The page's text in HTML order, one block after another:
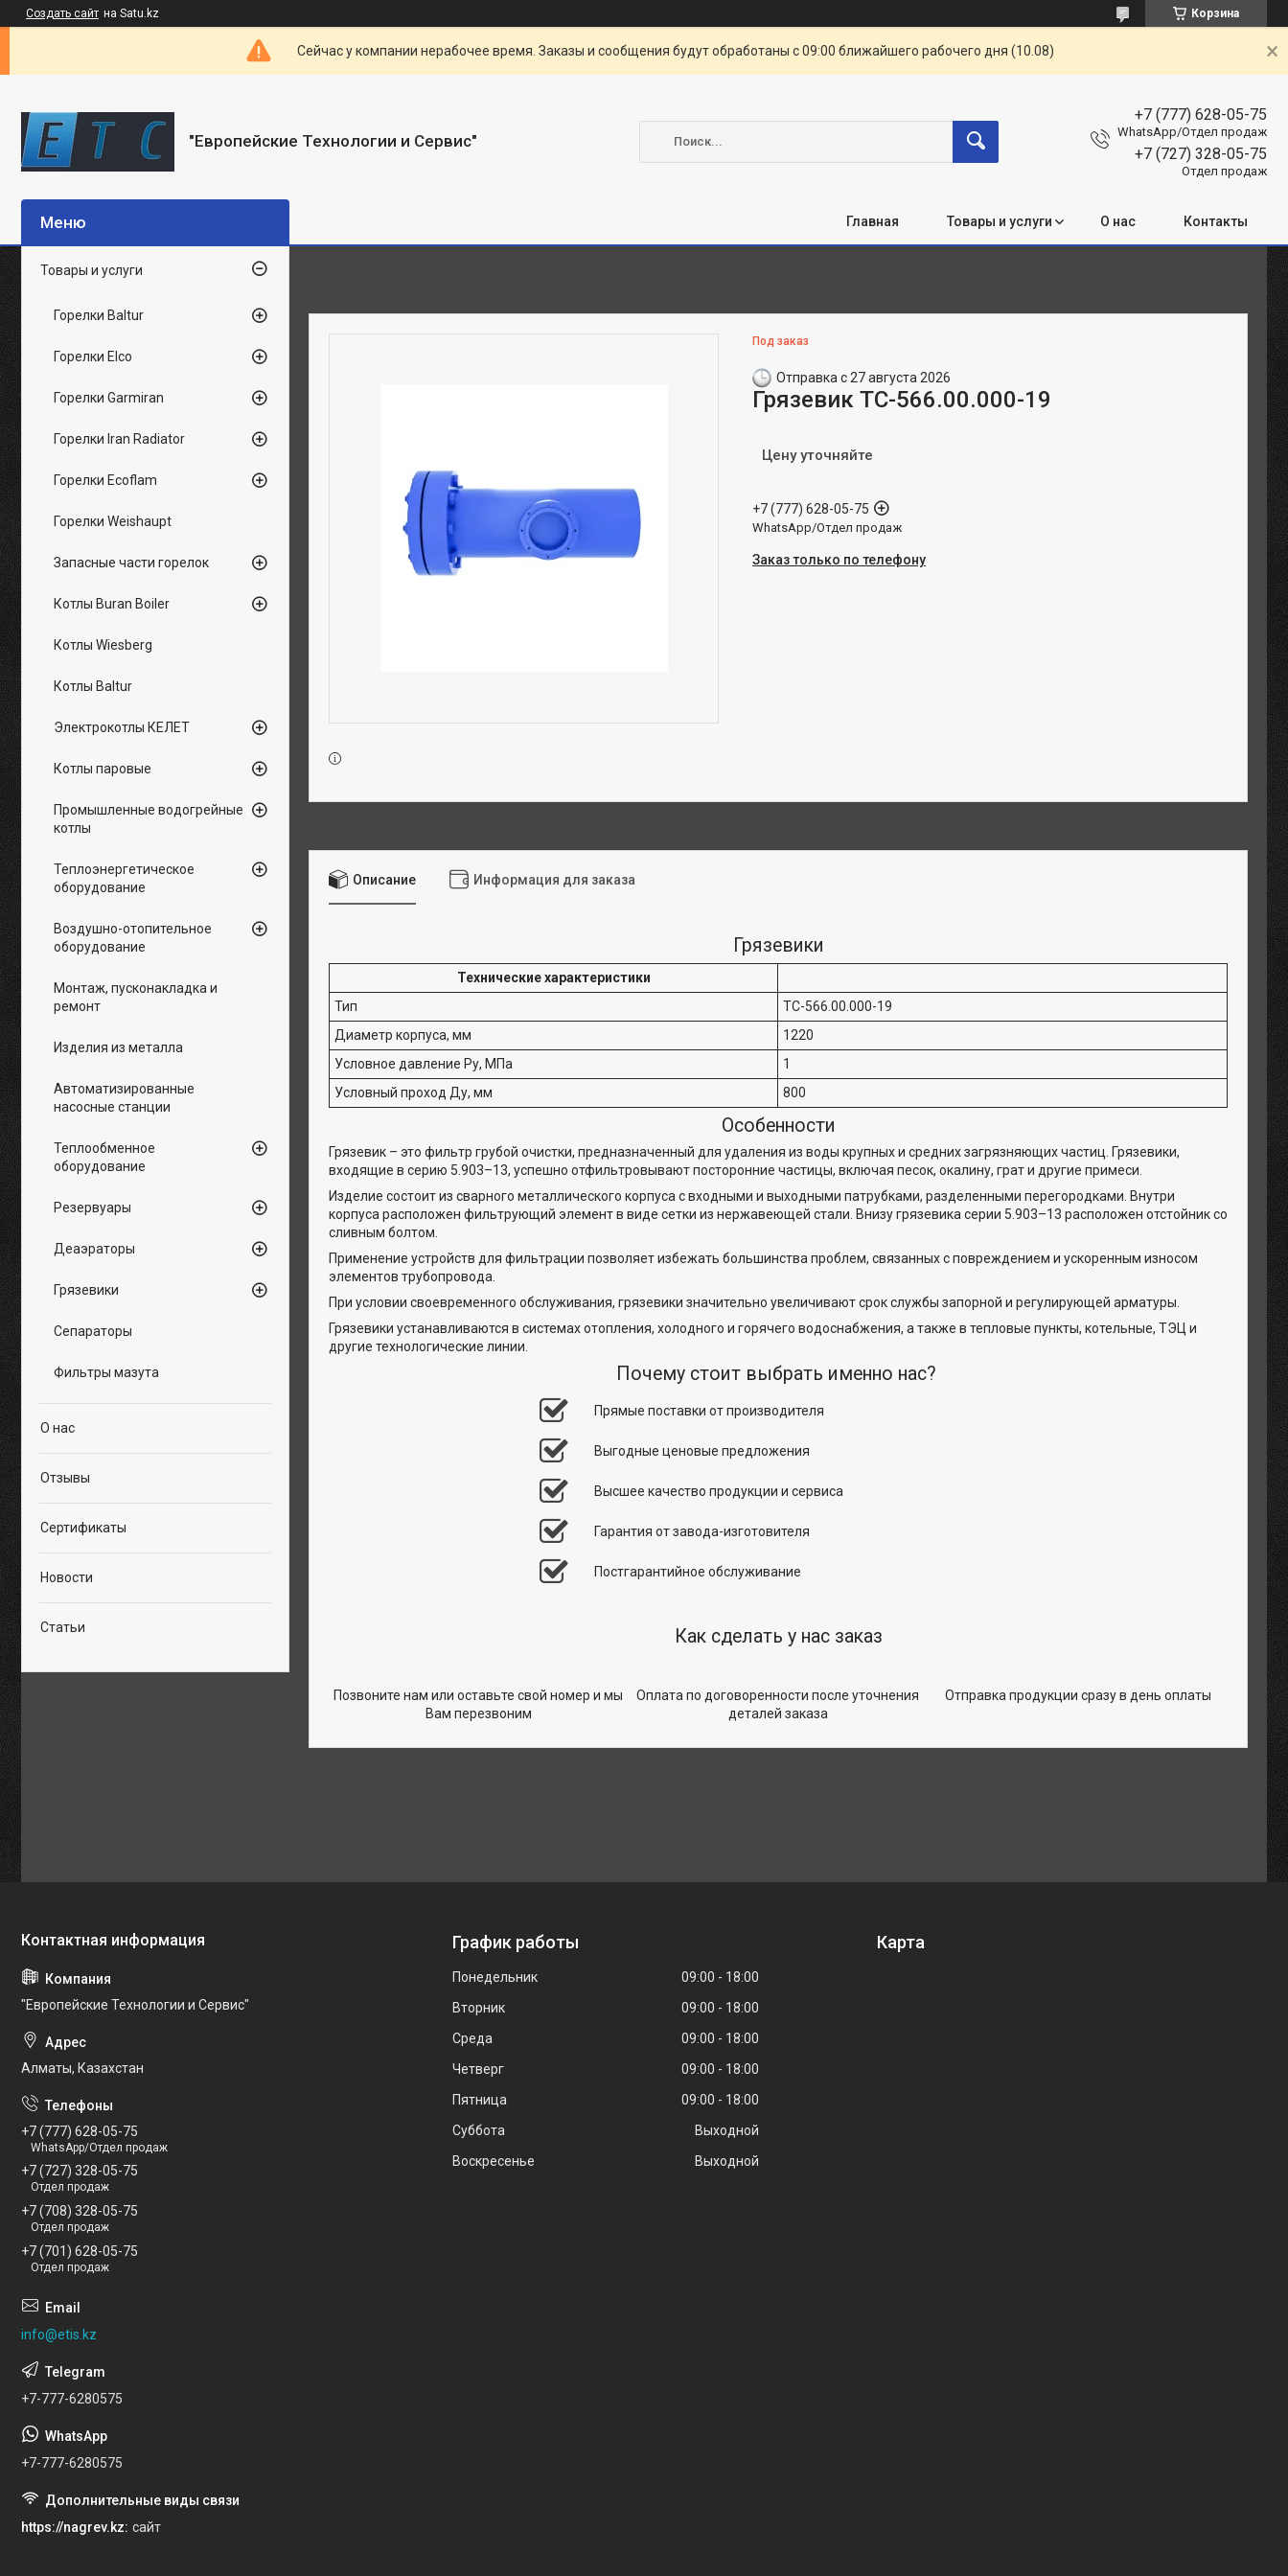
Создать сайт на Satu.kz Корзина
Сейчас у компании нерабочее время. Заказы и сообщения будут обработаны с 09:00 ближайшего рабочего дня (10.08)
"Европейские Технологии и Сервис"
+7 (777) 628-05-75
WhatsApp/Отдел продаж
+7 (727) 328-05-75
Отдел продаж
Главная Товары и услуги О нас Контакты
Под заказ
Отправка с 27 августа 2026
Грязевик ТС-566.00.000-19
Цену уточняйте
+7 (777) 628-05-75
WhatsApp/Отдел продаж
Заказ только по телефону
Описание Информация для заказа
Грязевики
Технические характеристики
Тип
ТС-566.00.000-19
Диаметр корпуса, мм
1220
Условное давление Ру, МПа
1
Условный проход Ду, мм
800
Особенности
Грязевик – это фильтр грубой очистки, предназначенный для удаления из воды крупных и средних загрязняющих частиц. Грязевики,
входящие в серию 5.903–13, успешно отфильтровывают посторонние частицы, включая песок, окалину, грат и другие примеси.
Изделие состоит из сварного металлического корпуса с входными и выходными патрубками, разделенными перегородками. Внутри
корпуса расположен фильтрующий элемент в виде сетки из нержавеющей стали. Внизу грязевика серии 5.903–13 расположен отстойник со
сливным болтом.
Применение устройств для фильтрации позволяет избежать большинства проблем, связанных с повреждением и ускоренным износом
элементов трубопровода.
При условии своевременного обслуживания, грязевики значительно увеличивают срок службы запорной и регулирующей арматуры.
Грязевики устанавливаются в системах отопления, холодного и горячего водоснабжения, а также в тепловые пункты, котельные, ТЭЦ и
другие технологические линии.
Почему стоит выбрать именно нас?
Прямые поставки от производителя
Выгодные ценовые предложения
Высшее качество продукции и сервиса
Гарантия от завода-изготовителя
Постгарантийное обслуживание
Как сделать у нас заказ
Позвоните нам или оставьте свой номер и мы
Вам перезвоним
Оплата по договоренности после уточнения
деталей заказа
Отправка продукции сразу в день оплаты
Товары и услуги
Горелки Baltur
Горелки Elco
Горелки Garmiran
Горелки Iran Radiator
Горелки Ecoflam
Горелки Weishaupt
Запасные части горелок
Котлы Buran Boiler
Котлы Wiesberg
Котлы Baltur
Электрокотлы КЕЛЕТ
Котлы паровые
Промышленные водогрейные
котлы
Теплоэнергетическое
оборудование
Воздушно-отопительное
оборудование
Монтаж, пусконакладка и
ремонт
Изделия из металла
Автоматизированные
насосные станции
Теплообменное
оборудование
Резервуары
Деаэраторы
Грязевики
Сепараторы
Фильтры мазута
О нас
Отзывы
Сертификаты
Новости
Статьи
"Европейские Технологии и Сервис"
Алматы, Казахстан
+7 (777) 628-05-75
WhatsApp/Отдел продаж
+7 (727) 328-05-75
Отдел продаж
+7 (708) 328-05-75
Отдел продаж
+7 (701) 628-05-75
Отдел продаж
info@etis.kz
+7-777-6280575
+7-777-6280575
https://nagrev.kz сайт
График работы
Понедельник 09:00
18:00
Вторник
09:00
18:00
Среда
09:00
18:00
Четверг
09:00
18:00
Пятница
09:00
18:00
Суббота
Выходной
Воскресенье
Выходной
Карта